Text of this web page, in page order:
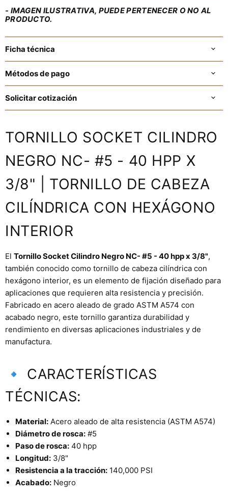
- IMAGEN ILUSTRATIVA, PUEDE PERTENECER O NO AL
PRODUCTO.
Ficha técnica
Métodos de pago
Solicitar cotización
TORNILLO SOCKET CILINDRO
NEGRO NC- #5 - 40 HPP X
3/8" | TORNILLO DE CABEZA
CILÍNDRICA CON HEXÁGONO
INTERIOR
El Tornillo Socket Cilindro Negro NC- #5 - 40 hpp x 3/8",
también conocido como tornillo de cabeza cilíndrica con
hexágono interior, es un elemento de fijación diseñado para
aplicaciones que requieren alta resistencia y precisión.
Fabricado en acero aleado de grado ASTM A574 con
acabado negro, este tornillo garantiza durabilidad y
rendimiento en diversas aplicaciones industriales y de
manufactura.
🔹 CARACTERÍSTICAS
TÉCNICAS:
Material: Acero aleado de alta resistencia (ASTM A574)
Diámetro de rosca: #5
Paso de rosca: 40 hpp
Longitud: 3/8"
Resistencia a la tracción: 140,000 PSI
Acabado: Negro